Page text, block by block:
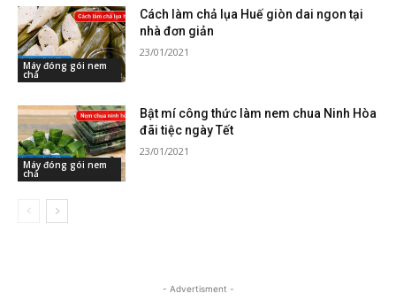
Máy đóng gói nem
chả
Cách làm chả lụa Huế giòn dai ngon tại
nhà đơn giản
23/01/2021
Máy đóng gói nem
chả
Bật mí công thức làm nem chua Ninh Hòa
đãi tiệc ngày Tết
23/01/2021
- Advertisment -